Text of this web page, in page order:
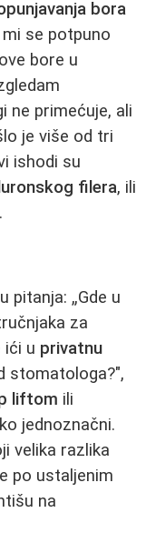
bora
se potpuno
bore u
ne primećuje, ali
je više od tri
ishodi su
filera, ili
pitanja: „Gde u
za
ići u privatnu
stomatologa?",
liftom ili
jednoznačni.
velika razlika
po ustaljenim
na